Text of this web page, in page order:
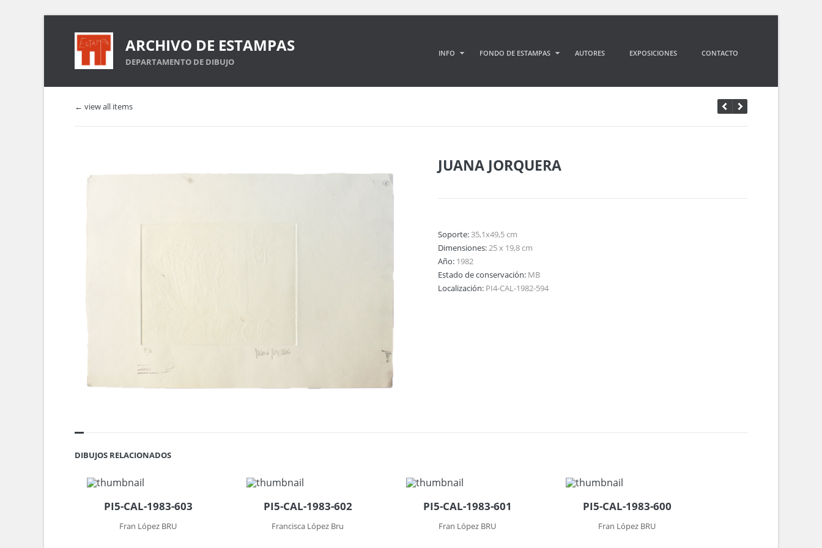
ARCHIVO DE ESTAMPAS
DEPARTAMENTO DE DIBUJO
INFO FONDO DE ESTAMPAS AUTORES EXPOSICIONES CONTACTO
← view all items
JUANA JORQUERA
Soporte:35,1x49,5 cm
Dimensiones:25 x 19,8 cm
Año: 1982
Estado de conservación: MB
Localización: PI4-CAL-1982-594
DIBUJOS RELACIONADOS
PI5-CAL-1983-603
Fran López BRU
PI5-CAL-1983-602
Francisca López Bru
PI5-CAL-1983-601
Fran López BRU
PI5-CAL-1983-600
Fran López BRU